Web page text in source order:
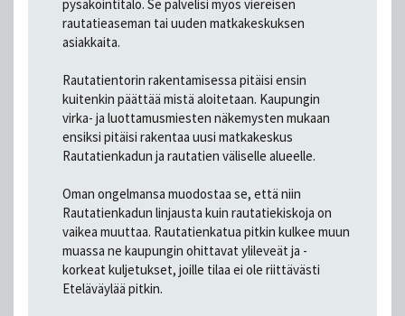
pysäköintitalo. Se palvelisi myös viereisen
rautatieaseman tai uuden matkakeskuksen
asiakkaita.
Rautatientorin rakentamisessa pitäisi ensin
kuitenkin päättää mistä aloitetaan. Kaupungin
virka- ja luottamusmiesten näkemysten mukaan
ensiksi pitäisi rakentaa uusi matkakeskus
Rautatienkadun ja rautatien väliselle alueelle.
Oman ongelmansa muodostaa se, että niin
Rautatienkadun linjausta kuin rautatiekiskoja on
vaikea muuttaa. Rautatienkatua pitkin kulkee muun
muassa ne kaupungin ohittavat ylileveät ja -
korkeat kuljetukset, joille tilaa ei ole riittävästi
Eteläväylää pitkin.